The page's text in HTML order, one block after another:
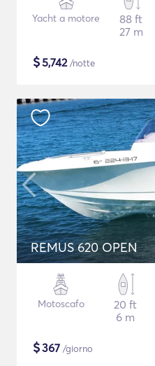
Yacht a motore
88 ft
27 m
$5,742/notte
REMUS 620 OPEN
Motoscafo
20 ft
6 m
$367 /giorno